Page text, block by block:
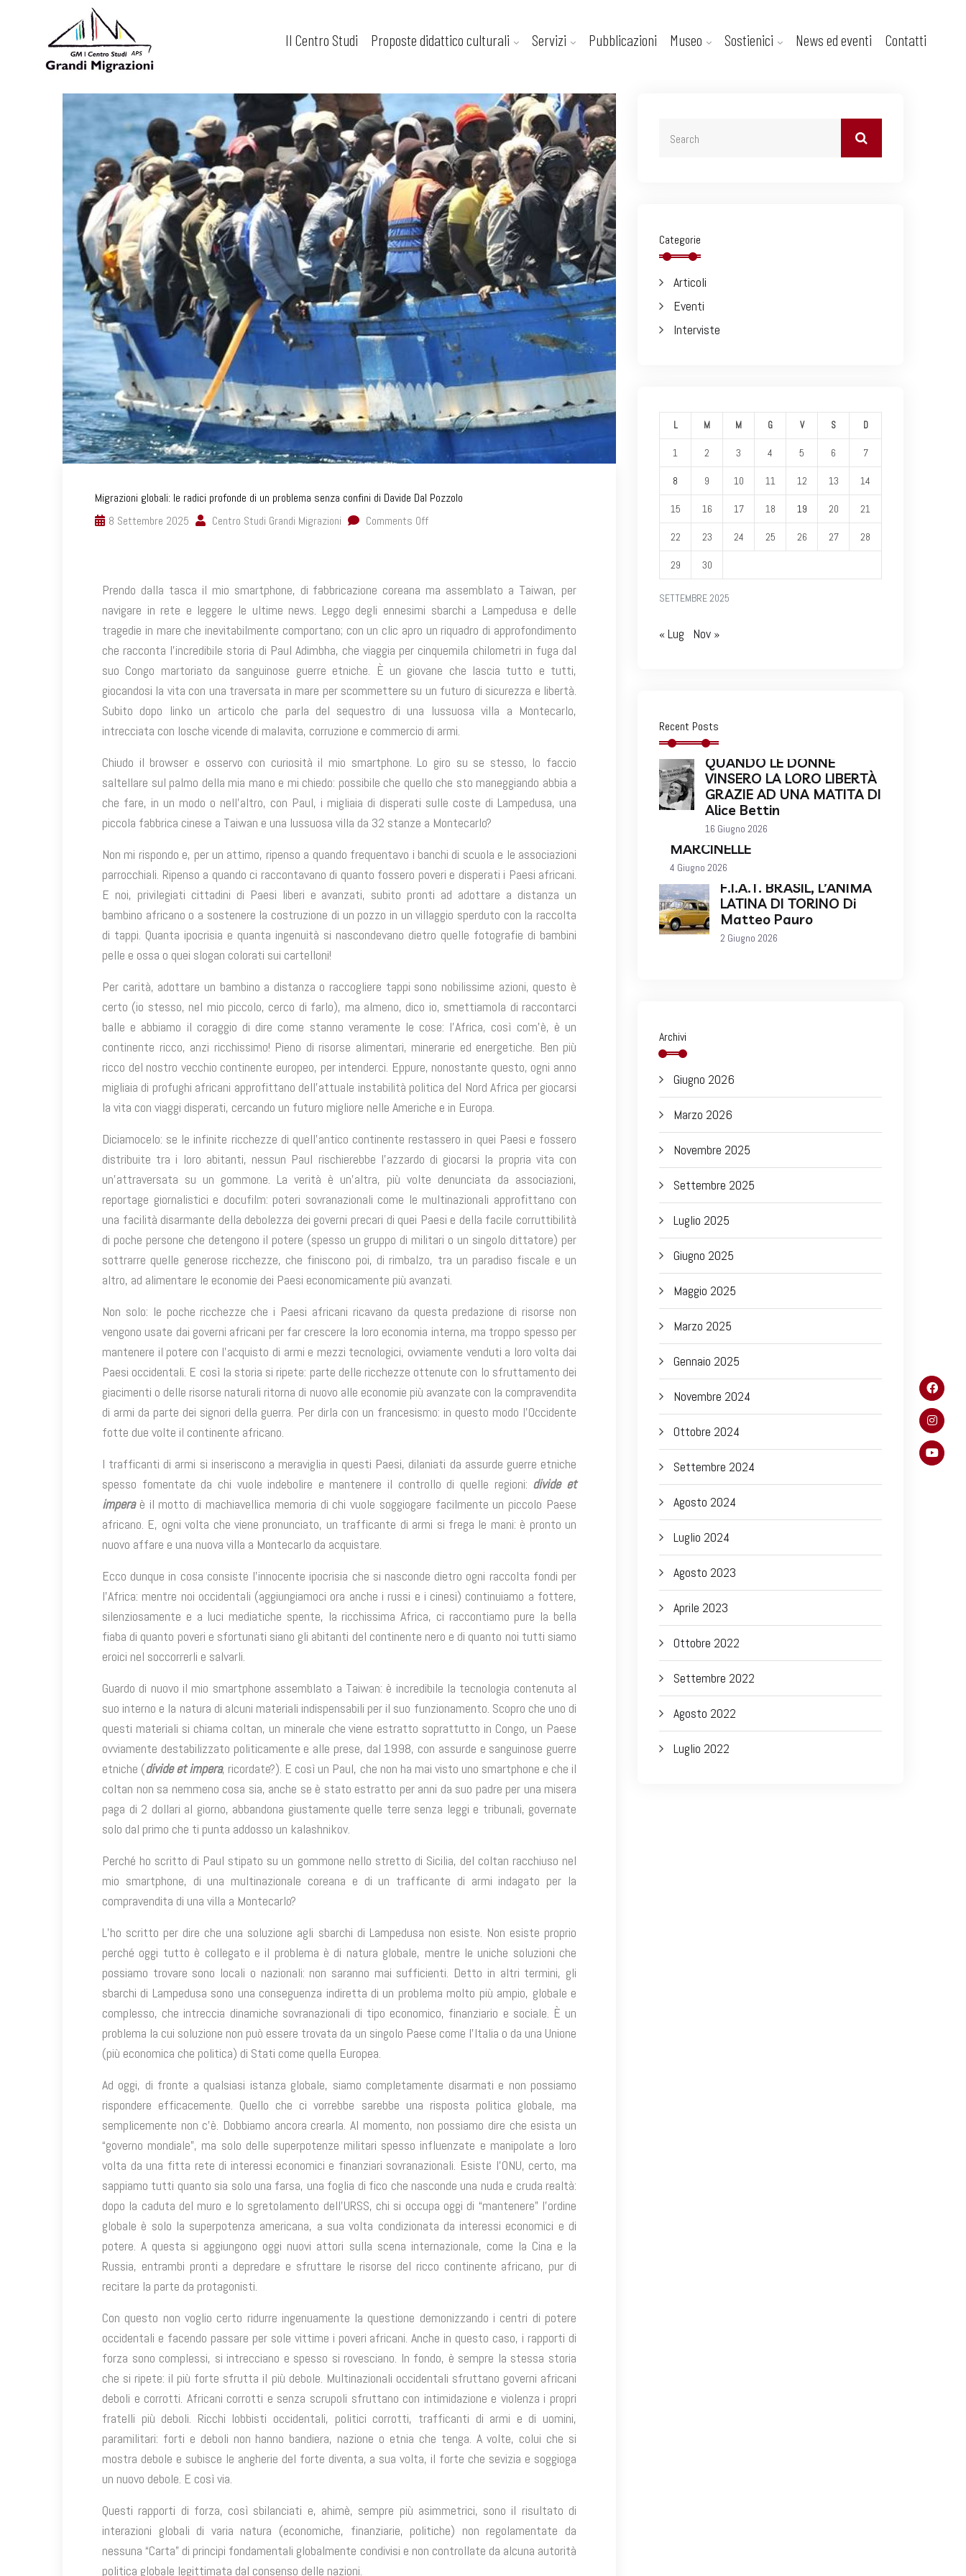
Il Centro Studi Proposte didattico culturali Servizi Pubblicazioni Museo Sostienici News ed eventi Contatti
Migrazioni globali: le radici profonde di un problema senza confini di Davide Dal Pozzolo
8 Settembre 2025
Centro Studi Grandi Migrazioni Comments Off
Prendo dalla tasca il mio smartphone, di fabbricazione coreana ma assemblato a Taiwan, per
navigare in rete e leggere le ultime news. Leggo degli ennesimi sbarchi a Lampedusa e delle
tragedie in mare che inevitabilmente comportano; con un clic apro un riquadro di approfondimento
che racconta l’incredibile storia di Paul Adimbha, che viaggia per cinquemila chilometri in fuga dal
suo Congo martoriato da sanguinose guerre etniche. È un giovane che lascia tutto e tutti,
giocandosi la vita con una traversata in mare per scommettere su un futuro di sicurezza e libertà.
Subito dopo linko un articolo che parla del sequestro di una lussuosa villa a Montecarlo,
intrecciata con losche vicende di malavita, corruzione e commercio di armi.
Chiudo il browser e osservo con curiosità il mio smartphone. Lo giro su se stesso, lo faccio
saltellare sul palmo della mia mano e mi chiedo: possibile che quello che sto maneggiando abbia a
che fare, in un modo o nell’altro, con Paul, i migliaia di disperati sulle coste di Lampedusa, una
piccola fabbrica cinese a Taiwan e una lussuosa villa da 32 stanze a Montecarlo?
Non mi rispondo e, per un attimo, ripenso a quando frequentavo i banchi di scuola e le associazioni
parrocchiali. Ripenso a quando ci raccontavano di quanto fossero poveri e disperati i Paesi africani.
E noi, privilegiati cittadini di Paesi liberi e avanzati, subito pronti ad adottare a distanza un
bambino africano o a sostenere la costruzione di un pozzo in un villaggio sperduto con la raccolta
di tappi. Quanta ipocrisia e quanta ingenuità si nascondevano dietro quelle fotografie di bambini
pelle e ossa o quei slogan colorati sui cartelloni!
Per carità, adottare un bambino a distanza o raccogliere tappi sono nobilissime azioni, questo è
certo (io stesso, nel mio piccolo, cerco di farlo), ma almeno, dico io, smettiamola di raccontarci
balle e abbiamo il coraggio di dire come stanno veramente le cose: l’Africa, così com’è, è un
continente ricco, anzi ricchissimo! Pieno di risorse alimentari, minerarie ed energetiche. Ben più
ricco del nostro vecchio continente europeo, per intenderci. Eppure, nonostante questo, ogni anno
migliaia di profughi africani approfittano dell’attuale instabilità politica del Nord Africa per giocarsi
la vita con viaggi disperati, cercando un futuro migliore nelle Americhe e in Europa.
Diciamocelo: se le infinite ricchezze di quell’antico continente restassero in quei Paesi e fossero
distribuite tra i loro abitanti, nessun Paul rischierebbe l’azzardo di giocarsi la propria vita con
un’attraversata su un gommone. La verità è un’altra, più volte denunciata da associazioni,
reportage giornalistici e docufilm: poteri sovranazionali come le multinazionali approfittano con
una facilità disarmante della debolezza dei governi precari di quei Paesi e della facile corruttibilità
di poche persone che detengono il potere (spesso un gruppo di militari o un singolo dittatore) per
sottrarre quelle generose ricchezze, che finiscono poi, di rimbalzo, tra un paradiso fiscale e un
altro, ad alimentare le economie dei Paesi economicamente più avanzati.
Non solo: le poche ricchezze che i Paesi africani ricavano da questa predazione di risorse non
vengono usate dai governi africani per far crescere la loro economia interna, ma troppo spesso per
mantenere il potere con l’acquisto di armi e mezzi tecnologici, ovviamente venduti a loro volta dai
Paesi occidentali. E così la storia si ripete: parte delle ricchezze ottenute con lo sfruttamento dei
giacimenti o delle risorse naturali ritorna di nuovo alle economie più avanzate con la compravendita
di armi da parte dei signori della guerra. Per dirla con un francesismo: in questo modo l’Occidente
fotte due volte il continente africano.
I trafficanti di armi si inseriscono a meraviglia in questi Paesi, dilaniati da assurde guerre etniche
spesso fomentate da chi vuole indebolire e mantenere il controllo di quelle regioni: divide et
imperaè il motto di machiavellica memoria di chi vuole soggiogare facilmente un piccolo Paese
africano. E, ogni volta che viene pronunciato, un trafficante di armi si frega le mani: è pronto un
nuovo affare e una nuova villa a Montecarlo da acquistare.
Ecco dunque in cosa consiste l’innocente ipocrisia che si nasconde dietro ogni raccolta fondi per
l’Africa: mentre noi occidentali (aggiungiamoci ora anche i russi e i cinesi) continuiamo a fottere,
silenziosamente e a luci mediatiche spente, la ricchissima Africa, ci raccontiamo pure la bella
fiaba di quanto poveri e sfortunati siano gli abitanti del continente nero e di quanto noi tutti siamo
eroici nel soccorrerli e salvarli.
Guardo di nuovo il mio smartphone assemblato a Taiwan: è incredibile la tecnologia contenuta al
suo interno e la natura di alcuni materiali indispensabili per il suo funzionamento. Scopro che uno di
questi materiali si chiama coltan, un minerale che viene estratto soprattutto in Congo, un Paese
ovviamente destabilizzato politicamente e alle prese, dal 1998, con assurde e sanguinose guerre
etniche (divide et impera, ricordate?). E così un Paul, che non ha mai visto uno smartphone e che il
coltan non sa nemmeno cosa sia, anche se è stato estratto per anni da suo padre per una misera
paga di 2 dollari al giorno, abbandona giustamente quelle terre senza leggi e tribunali, governate
solo dal primo che ti punta addosso un kalashnikov.
Perché ho scritto di Paul stipato su un gommone nello stretto di Sicilia, del coltan racchiuso nel
mio smartphone, di una multinazionale coreana e di un trafficante di armi indagato per la
compravendita di una villa a Montecarlo?
L’ho scritto per dire che una soluzione agli sbarchi di Lampedusa non esiste. Non esiste proprio
perché oggi tutto è collegato e il problema è di natura globale, mentre le uniche soluzioni che
possiamo trovare sono locali o nazionali: non saranno mai sufficienti. Detto in altri termini, gli
sbarchi di Lampedusa sono una conseguenza indiretta di un problema molto più ampio, globale e
complesso, che intreccia dinamiche sovranazionali di tipo economico, finanziario e sociale. È un
problema la cui soluzione non può essere trovata da un singolo Paese come l’Italia o da una Unione
(più economica che politica) di Stati come quella Europea.
Ad oggi, di fronte a qualsiasi istanza globale, siamo completamente disarmati e non possiamo
rispondere efficacemente. Quello che ci vorrebbe sarebbe una risposta politica globale, ma
semplicemente non c’è. Dobbiamo ancora crearla. Al momento, non possiamo dire che esista un
“governo mondiale”, ma solo delle superpotenze militari spesso influenzate e manipolate a loro
volta da una fitta rete di interessi economici e finanziari sovranazionali. Esiste l’ONU, certo, ma
sappiamo tutti quanto sia solo una farsa, una foglia di fico che nasconde una nuda e cruda realtà:
dopo la caduta del muro e lo sgretolamento dell’URSS, chi si occupa oggi di “mantenere” l’ordine
globale è solo la superpotenza americana, a sua volta condizionata da interessi economici e di
potere. A questa si aggiungono oggi nuovi attori sulla scena internazionale, come la Cina e la
Russia, entrambi pronti a depredare e sfruttare le risorse del ricco continente africano, pur di
recitare la parte da protagonisti.
Con questo non voglio certo ridurre ingenuamente la questione demonizzando i centri di potere
occidentali e facendo passare per sole vittime i poveri africani. Anche in questo caso, i rapporti di
forza sono complessi, si intrecciano e spesso si rovesciano. In fondo, è sempre la stessa storia
che si ripete: il più forte sfrutta il più debole. Multinazionali occidentali sfruttano governi africani
deboli e corrotti. Africani corrotti e senza scrupoli sfruttano con intimidazione e violenza i propri
fratelli più deboli. Ricchi lobbisti occidentali, politici corrotti, trafficanti di armi e di uomini,
paramilitari: forti e deboli non hanno bandiera, nazione o etnia che tenga. A volte, colui che si
mostra debole e subisce le angherie del forte diventa, a sua volta, il forte che sevizia e soggioga
un nuovo debole. E così via.
Questi rapporti di forza, così sbilanciati e, ahimè, sempre più asimmetrici, sono il risultato di
interazioni globali di varia natura (economiche, finanziarie, politiche) non regolamentate da
nessuna “Carta” di principi fondamentali globalmente condivisi e non controllate da alcuna autorità
politica globale legittimata dal consenso delle nazioni.
Categorie
Articoli
Eventi
Interviste
SETTEMBRE 2025
L M M G V S D
1 2 3 4 5 6 7
8 9 10 11 12 13 14
15 16 17 18 19 20 21
22 23 24 25 26 27 28
29 30
« Lug Nov »
Recent Posts
QUANDO LE DONNE
VINSERO LA LORO LIBERTÀ
GRAZIE AD UNA MATITA DI
Alice Bettin
16 Giugno 2026
MARCINELLE
4 Giugno 2026
F.I.A.T. BRASIL, L’ANIMA
LATINA DI TORINO Di
Matteo Pauro
2 Giugno 2026
Archivi
Giugno 2026
Marzo 2026
Novembre 2025
Settembre 2025
Luglio 2025
Giugno 2025
Maggio 2025
Marzo 2025
Gennaio 2025
Novembre 2024
Ottobre 2024
Settembre 2024
Agosto 2024
Luglio 2024
Agosto 2023
Aprile 2023
Ottobre 2022
Settembre 2022
Agosto 2022
Luglio 2022